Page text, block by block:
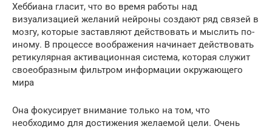
Хеббиана гласит, что во время работы над
визуализацией желаний нейроны создают ряд связей в
мозгу, которые заставляют действовать и мыслить по-
иному. В процессе воображения начинает действовать
ретикулярная активационная система, которая служит
своеобразным фильтром информации окружающего
мира
Она фокусирует внимание только на том, что
необходимо для достижения желаемой цели. Очень